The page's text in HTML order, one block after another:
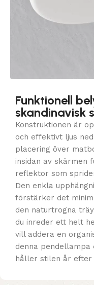
Funktionell
skandinavisk
Konstruktionen är
och effektivt ljus
placering över
insidan av skärmen
reflektor som
Den enkla
förstärker det
den naturtrogna
du inreder ett helt
vill addera en
denna
håller stilen år efter